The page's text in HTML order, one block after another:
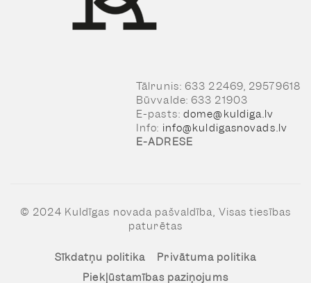
Tālrunis: 633 22469, 29579618
Būvvalde: 633 21903
E-pasts: dome@kuldiga.lv
Info: info@kuldigasnovads.lv
E-ADRESE
© 2024 Kuldīgas novada pašvaldība, Visas tiesības
paturētas
Sīkdatņu politika
Privātuma politika
Piekļūstamības paziņojums